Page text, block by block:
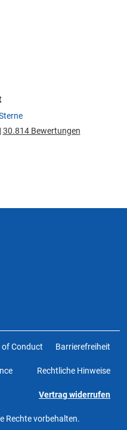
30.814 Bewertungen
of Conduct Barrierefreiheit
Rechtliche Hinweise
Vertrag widerrufen
Rechte vorbehalten.